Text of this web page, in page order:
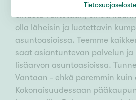
Sinusta välitetään, Sinua
olla läheisin ja luotettavin
asuntoasioissa. Teemme
saat asiantuntevan palvelun ja
lisäarvon asuntoasioissa.
Vantaan - ehkä paremmin kuin
Kokonaisuudessaan
Tietosuojaseloste